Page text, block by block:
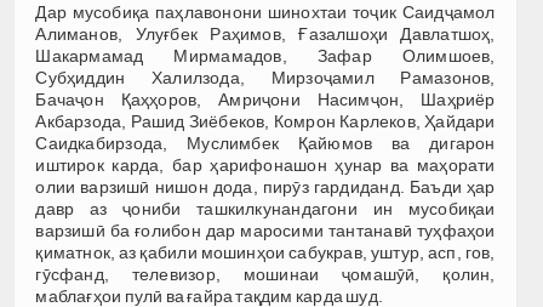
Дар мусобиқа паҳлавонони шинохтаи тоҷик Саидҷамол
Алиманов, Улуғбек Раҳимов, Ғазалшоҳи Давлатшоҳ,
Шакармамад Мирмамадов, Зафар Олимшоев,
Субҳиддин Халилзода, Мирзоҷамил Рамазонов,
Бачаҷон Қаҳҳоров, Амриҷони Насимҷон, Шаҳриёр
Акбарзода, Рашид Зиёбеков, Комрон Карлеков, Ҳайдари
Саидкабирзода, Муслимбек Қайюмов ва дигарон
иштирок карда, бар ҳарифонашон ҳунар ва маҳорати
олии варзишӣ нишон дода, пирӯз гардиданд. Баъди ҳар
давр аз ҷониби ташкилкунандагони ин мусобиқаи
варзишӣ ба ғолибон дар маросими тантанавӣ туҳфаҳои
қиматнок, аз қабили мошинҳои сабукрав, уштур, асп, гов,
гӯсфанд, телевизор, мошинаи ҷомашӯӣ, қолин,
маблағҳои пулӣ ва ғайра тақдим карда шуд.